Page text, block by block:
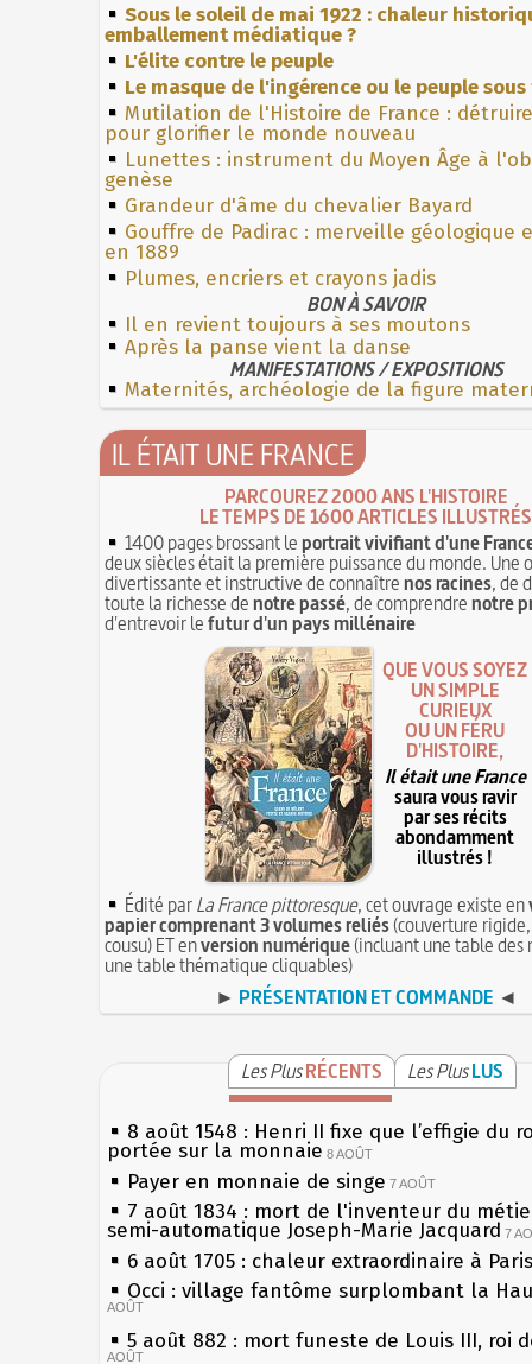
Sous le soleil de mai 1922 : chaleur
emballement médiatique ?
L'élite contre le peuple
Le masque de l'ingérence ou le peuple
Mutilation de l'Histoire de France :
pour glorifier le monde nouveau
Lunettes : instrument du Moyen Âge à
genèse
Grandeur d'âme du chevalier Bayard
Gouffre de Padirac : merveille géologique
en 1889
Plumes, encriers et crayons jadis
BON À SAVOIR
Il en revient toujours à ses moutons
Après la panse vient la danse
MANIFESTATIONS / EXPOSITIONS
Maternités, archéologie de la figure
IL ÉTAIT UNE FRANCE
PARCOUREZ 2000 ANS L'HISTOIRE
LE TEMPS DE 1600 ARTICLES ILLUSTRÉS
1400 pages brossant leportrait vivifiant d'une
deux siècles était la première puissance du monde. Une
divertissante et instructive de connaîtrenos racines, de
toute la richesse denotre passé, de comprendrenotre
d'entrevoir lefutur d'un pays millénaire
QUE VOUS SOYEZ
UN SIMPLE
CURIEUX
OU UN FÉRU
D'HISTOIRE,
Il était une France
saura vous ravir
par ses récits
abondamment
illustrés !
Édité parLa France pittoresque, cet ouvrage existe en
papier comprenant 3 volumes reliés(couverture
cousu) ET enversion numérique(incluant une table des
une table thématique cliquables)
► PRÉSENTATION ET COMMANDE ◄
Les PlusRÉCENTS Les PlusLUS
8 août 1548 : Henri II fixe que l’effigie du
portée sur la monnaie 8 AOÛT
Payer en monnaie de singe 7 AOÛT
7 août 1834 : mort de l'inventeur du
semi-automatique Joseph-Marie Jacquard 7
6 août 1705 : chaleur extraordinaire à Paris
Occi : village fantôme surplombant la
AOÛT
5 août 882 : mort funeste de Louis III, roi